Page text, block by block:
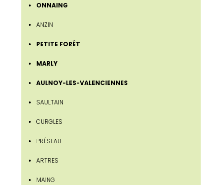
ONNAING
ANZIN
PETITE FORÊT
MARLY
AULNOY-LES-VALENCIENNES
SAULTAIN
CURGLES
PRÉSEAU
ARTRES
MAING